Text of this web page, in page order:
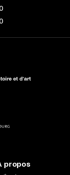
propos